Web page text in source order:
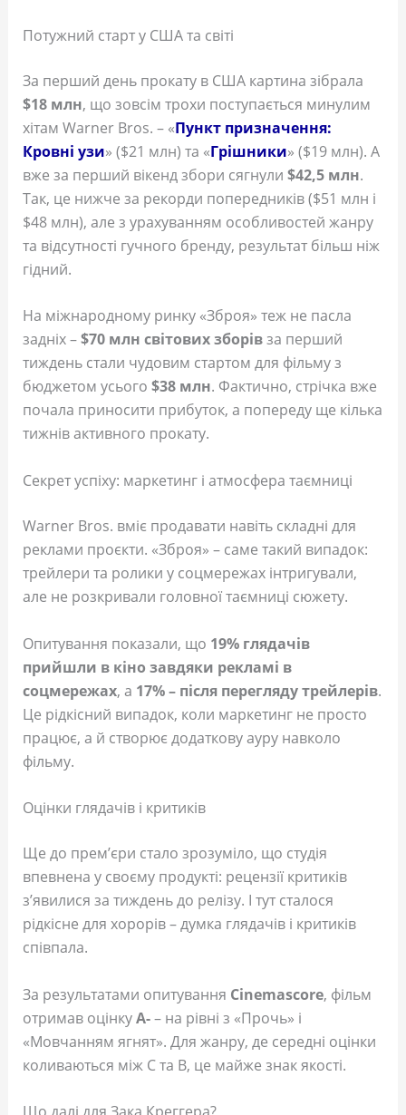
Потужний старт у США та світі
За перший день прокату в США картина зібрала
$18 млн, що зовсім трохи поступається минулим
хітам Warner Bros. – «Пункт призначення:
Кровні узи» ($21 млн) та «Грішники» ($19 млн). А
вже за перший вікенд збори сягнули $42,5 млн.
Так, це нижче за рекорди попередників ($51 млн і
$48 млн), але з урахуванням особливостей жанру
та відсутності гучного бренду, результат більш ніж
гідний.
На міжнародному ринку «Зброя» теж не пасла
задніх –$70 млн світових зборівза перший
тиждень стали чудовим стартом для фільму з
бюджетом усього $38 млн. Фактично, стрічка вже
почала приносити прибуток, а попереду ще кілька
тижнів активного прокату.
Секрет успіху: маркетинг і атмосфера таємниці
Warner Bros. вміє продавати навіть складні для
реклами проєкти. «Зброя» – саме такий випадок:
трейлери та ролики у соцмережах інтригували,
але не розкривали головної таємниці сюжету.
Опитування показали, що 19% глядачів
прийшли в кіно завдяки рекламі в
соцмережах, а 17% – після перегляду трейлерів.
Це рідкісний випадок, коли маркетинг не просто
працює, а й створює додаткову ауру навколо
фільму.
Оцінки глядачів і критиків
Ще до прем’єри стало зрозуміло, що студія
впевнена у своєму продукті: рецензії критиків
з’явилися за тиждень до релізу. І тут сталося
рідкісне для хорорів – думка глядачів і критиків
співпала.
За результатами опитування Cinemascore, фільм
отримав оцінкуА-– на рівні з «Прочь» і
«Мовчанням ягнят». Для жанру, де середні оцінки
коливаються між C та B, це майже знак якості.